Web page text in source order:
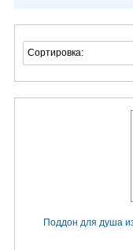
Сортировка:
Поддон для душа